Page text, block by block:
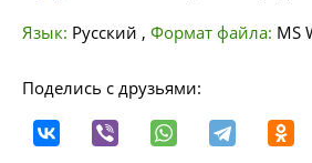
Язык: Русский , Формат файла: MS
Поделись с друзьями: